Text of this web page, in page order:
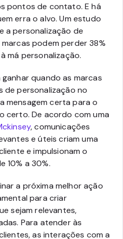
pontos de contato. E há
erra o alvo. Um estudo
a personalização de
podem perder 38%
má personalização.
quando as marcas
de personalização no
mensagem certa para o
certo. De acordo com uma
, comunicações
e úteis criam uma
e impulsionam o
10% a 30%.
a próxima melhor ação
para criar
sejam relevantes,
Para atender às
as interações com a